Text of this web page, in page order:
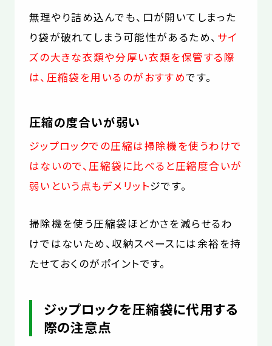
無理やり詰め込んでも、口が開いてしまった
り袋が破れてしまう可能性があるため、 サイ
ズの大きな衣類や分厚い衣類を保管する際
は、圧縮袋を用いるのがおすすめです。
圧縮の度合いが弱い
ジップロックでの圧縮は掃除機を使うわけで
はないので、圧縮袋に比べると圧縮度合いが
弱いという点もデメリットジです。
掃除機を使う圧縮袋ほどかさを減らせるわ
けではないため、収納スペースには余裕を持
たせておくのがポイントです。
ジップロックを圧縮袋に代用する
際の注意点